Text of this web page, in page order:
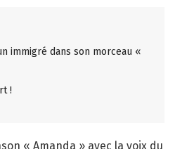
immigré dans son morceau «
!
« Amanda » avec la voix du